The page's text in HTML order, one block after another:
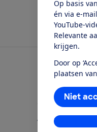
Op basis
én via e-
YouTube-
Relevante
krijgen.
Door op
plaatsen
Niet
Instellingen
Over
Geschreven
Voor wie